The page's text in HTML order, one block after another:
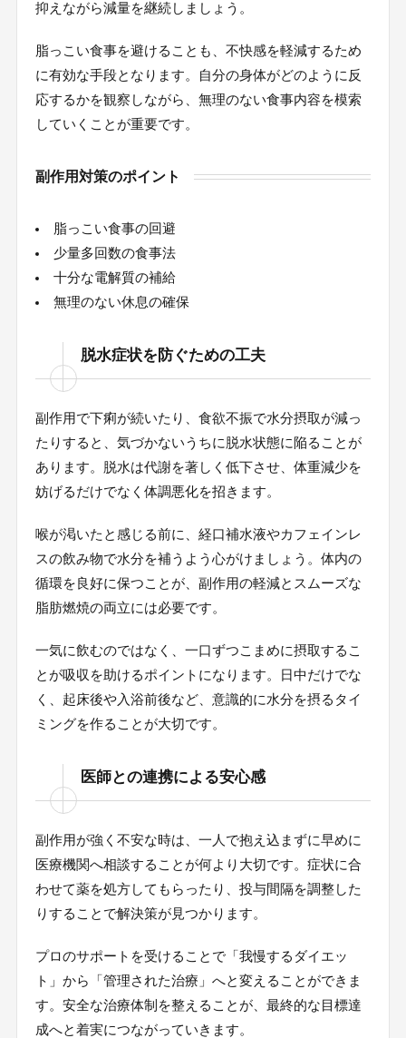
抑えながら減量を継続しましょう。
脂っこい食事を避けることも、不快感を軽減するため
に有効な手段となります。自分の身体がどのように反
応するかを観察しながら、無理のない食事内容を模索
していくことが重要です。
副作用対策のポイント
脂っこい食事の回避
少量多回数の食事法
十分な電解質の補給
無理のない休息の確保
脱水症状を防ぐための工夫
副作用で下痢が続いたり、食欲不振で水分摂取が減っ
たりすると、気づかないうちに脱水状態に陥ることが
あります。脱水は代謝を著しく低下させ、体重減少を
妨げるだけでなく体調悪化を招きます。
喉が渇いたと感じる前に、経口補水液やカフェインレ
スの飲み物で水分を補うよう心がけましょう。体内の
循環を良好に保つことが、副作用の軽減とスムーズな
脂肪燃焼の両立には必要です。
一気に飲むのではなく、一口ずつこまめに摂取するこ
とが吸収を助けるポイントになります。日中だけでな
く、起床後や入浴前後など、意識的に水分を摂るタイ
ミングを作ることが大切です。
医師との連携による安心感
副作用が強く不安な時は、一人で抱え込まずに早めに
医療機関へ相談することが何より大切です。症状に合
わせて薬を処方してもらったり、投与間隔を調整した
りすることで解決策が見つかります。
プロのサポートを受けることで「我慢するダイエッ
ト」から「管理された治療」へと変えることができま
す。安全な治療体制を整えることが、最終的な目標達
成へと着実につながっていきます。